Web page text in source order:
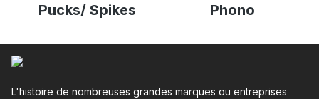
Pucks/ Spikes Phono
L'histoire de nombreuses grandes marques ou entreprises